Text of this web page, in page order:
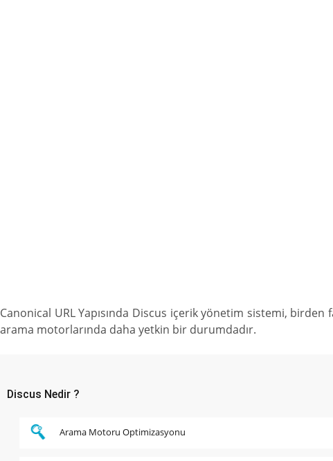
Canonical URL Yapısında Discus içerik yönetim sistemi,
arama motorlarında daha yetkin bir durumdadır.
Discus Nedir ?
Arama Motoru Optimizasyonu